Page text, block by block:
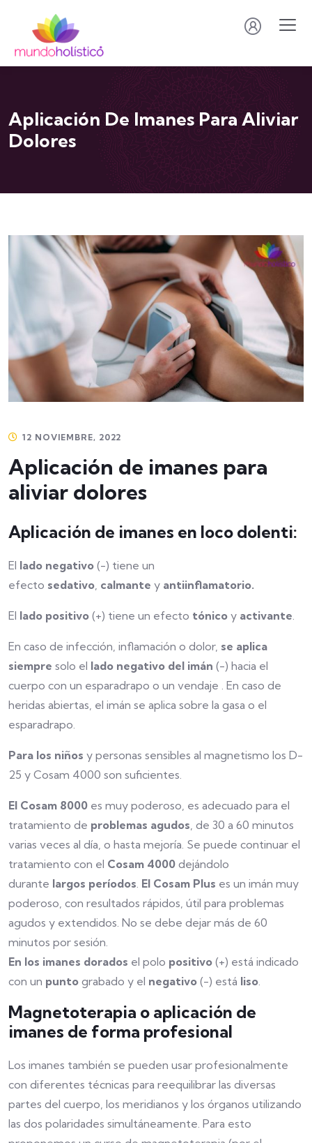
Aplicación De Imanes Para Aliviar
Dolores
12 NOVIEMBRE, 2022
Aplicación de imanes para
aliviar dolores
Aplicación de imanes en loco dolenti:
El lado negativo (-) tiene un
efecto sedativo, calmante y antiinflamatorio.
El lado positivo (+) tiene un efecto tónico y activante.
En caso de infección, inflamación o dolor, se aplica
siempre solo el lado negativo del imán (-) hacia el
cuerpo con un esparadrapo o un vendaje . En caso de
heridas abiertas, el imán se aplica sobre la gasa o el
esparadrapo.
Para los niños y personas sensibles al magnetismo los D-
25 y Cosam 4000 son suficientes.
El Cosam 8000 es muy poderoso, es adecuado para el
tratamiento de problemas agudos, de 30 a 60 minutos
varias veces al día, o hasta mejoría. Se puede continuar el
tratamiento con el Cosam 4000 dejándolo
durante largos períodos. El Cosam Plus es un imán muy
poderoso, con resultados rápidos, útil para problemas
agudos y extendidos. No se debe dejar más de 60
minutos por sesión.
En los imanes dorados el polo positivo (+) está indicado
con un punto grabado y el negativo (-) está liso.
Magnetoterapia o aplicación de
imanes de forma profesional
Los imanes también se pueden usar profesionalmente
con diferentes técnicas para reequilibrar las diversas
partes del cuerpo, los meridianos y los órganos utilizando
las dos polaridades simultáneamente. Para esto